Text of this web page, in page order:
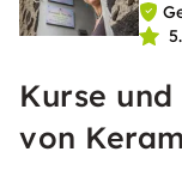
Kurse
von